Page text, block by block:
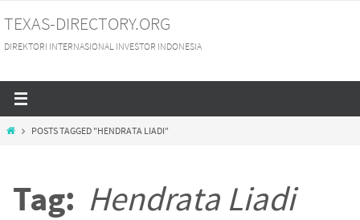
to
content
TEXAS-DIRECTORY.ORG
DIREKTORI INTERNASIONAL INVESTOR INDONESIA
HOMEPOSTS TAGGED "HENDRATA LIADI"
Tag: Hendrata Liadi